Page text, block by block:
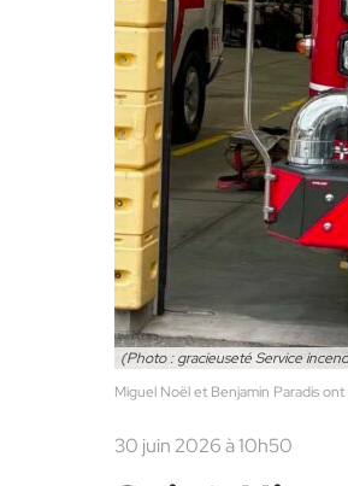
(Photo : gracieuseté Service
Miguel Noël et Benjamin Paradis
30 juin 2026 à 10h50